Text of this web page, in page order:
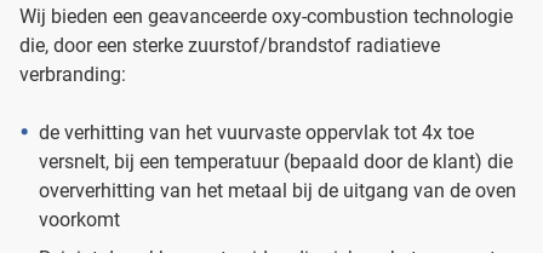
Wij bieden een geavanceerde oxy-combustion technologie
die, door een sterke zuurstof/brandstof radiatieve
verbranding:
de verhitting van het vuurvaste oppervlak tot 4x toe
versnelt, bij een temperatuur (bepaald door de klant) die
oververhitting van het metaal bij de uitgang van de oven
voorkomt